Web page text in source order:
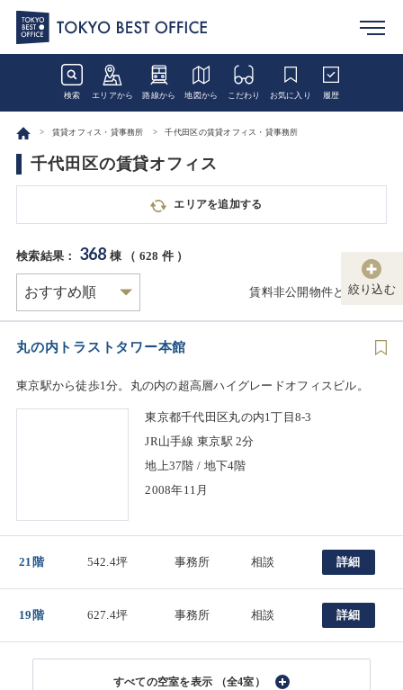
検索 エリアから 路線から 地図から こだわり お気に入り 履歴
賃貸オフィス・貸事務所 千代田区の賃貸オフィス・貸事務所
千代田区の賃貸オフィス
エリアを追加する
絞り込む
検索結果： 368 棟 （ 628 件 ）
賃料非公開物件とは
丸の内トラストタワー本館
東京駅から徒歩1分。丸の内の超高層ハイグレードオフィスビル。
東京都千代田区丸の内1丁目8-3
JR山手線 東京駅 2分
地上37階 / 地下4階
2008年11月
21階 542.4坪 事務所 相談 詳細
19階 627.4坪 事務所 相談 詳細
（全4室）